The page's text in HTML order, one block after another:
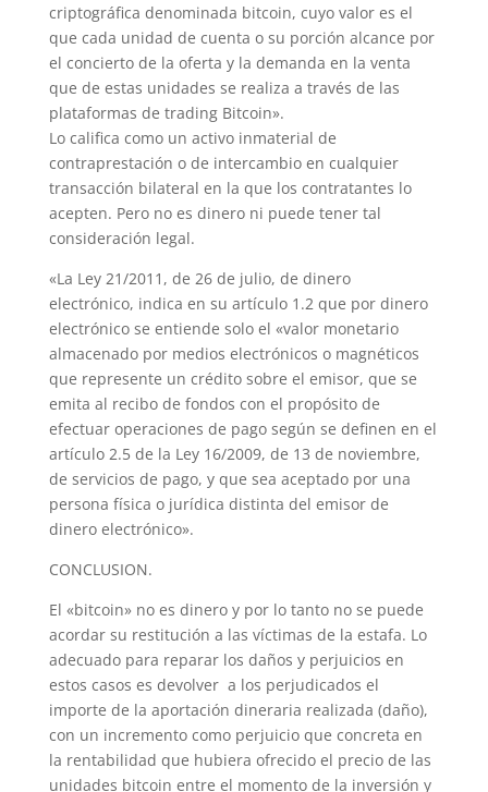
criptográfica denominada bitcoin, cuyo valor es el
que cada unidad de cuenta o su porción alcance por
el concierto de la oferta y la demanda en la venta
que de estas unidades se realiza a través de las
plataformas de trading Bitcoin».
Lo califica como un activo inmaterial de
contraprestación o de intercambio en cualquier
transacción bilateral en la que los contratantes lo
acepten. Pero no es dinero ni puede tener tal
consideración legal.
«La Ley 21/2011, de 26 de julio, de dinero
electrónico, indica en su artículo 1.2 que por dinero
electrónico se entiende solo el «valor monetario
almacenado por medios electrónicos o magnéticos
que represente un crédito sobre el emisor, que se
emita al recibo de fondos con el propósito de
efectuar operaciones de pago según se definen en el
artículo 2.5 de la Ley 16/2009, de 13 de noviembre,
de servicios de pago, y que sea aceptado por una
persona física o jurídica distinta del emisor de
dinero electrónico».
CONCLUSION.
El «bitcoin» no es dinero y por lo tanto no se puede
acordar su restitución a las víctimas de la estafa. Lo
adecuado para reparar los daños y perjuicios en
estos casos es devolver a los perjudicados el
importe de la aportación dineraria realizada (daño),
con un incremento como perjuicio que concreta en
la rentabilidad que hubiera ofrecido el precio de las
unidades bitcoin entre el momento de la inversión y